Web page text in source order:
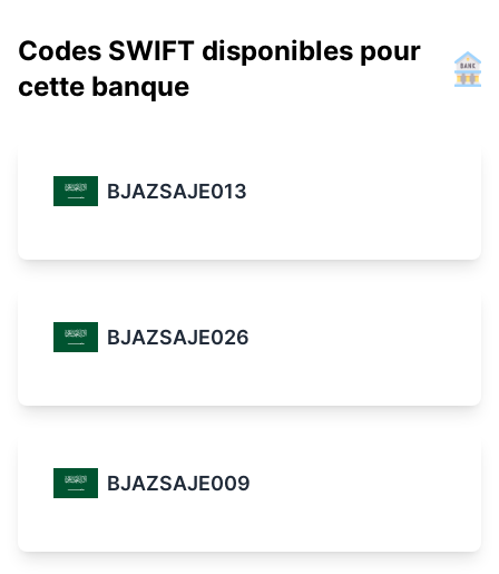
Codes SWIFT disponibles pour
cette banque
BJAZSAJE013
BJAZSAJE026
BJAZSAJE009